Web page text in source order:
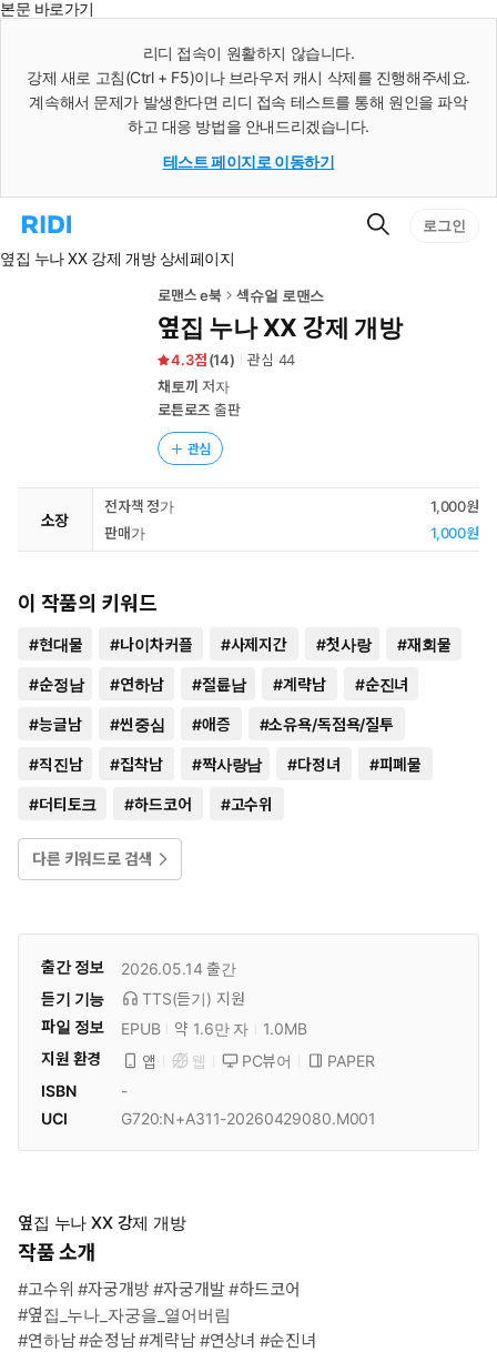
본문 바로가기
리디 접속이 원활하지 않습니다.
강제 새로 고침(Ctrl + F5)이나 브라우저 캐시 삭제를 진행해주세요.
계속해서 문제가 발생한다면 리디 접속 테스트를 통해 원인을 파악
하고 대응 방법을 안내드리겠습니다.
테스트 페이지로 이동하기
리
홈
검
로그인
옆집 누나 XX 강제 개방 상세페이지
로맨스 e북 섹슈얼 로맨스
옆집 누나 XX 강제 개방
4.3 (14) 관심 44
채토끼 저자
로튼로즈 출판
관심
소장
전자책 정가
1,000원
판매가
1,000원
이 작품의 키워드
#현대물 #나이차커플 #사제지간 #첫사랑 #재회물
#순정남 #연하남 #절륜남 #계략남 #순진녀
#능글남 #씬중심 #애증 #소유욕/독점욕/질투
#직진남 #집착남 #짝사랑남 #다정녀 #피폐물
#더티토크 #하드코어 #고수위
다른 키워드로 검색
출간 정보 2026.05.14 출간
듣기 기능
TTS(듣기) 지원
파일 정보
EPUB 약 1.6만 자
1.0MB
지원 환경
앱 웹 PC뷰어
PAPER
ISBN
-
UCI
G720:N+A311-20260429080.M001
옆집 누나 XX 강제 개방
작품 소개
#고수위 #자궁개방 #자궁개발 #하드코어
#옆집_누나_자궁을_열어버림
#연하남 #순정남 #계략남 #연상녀 #순진녀